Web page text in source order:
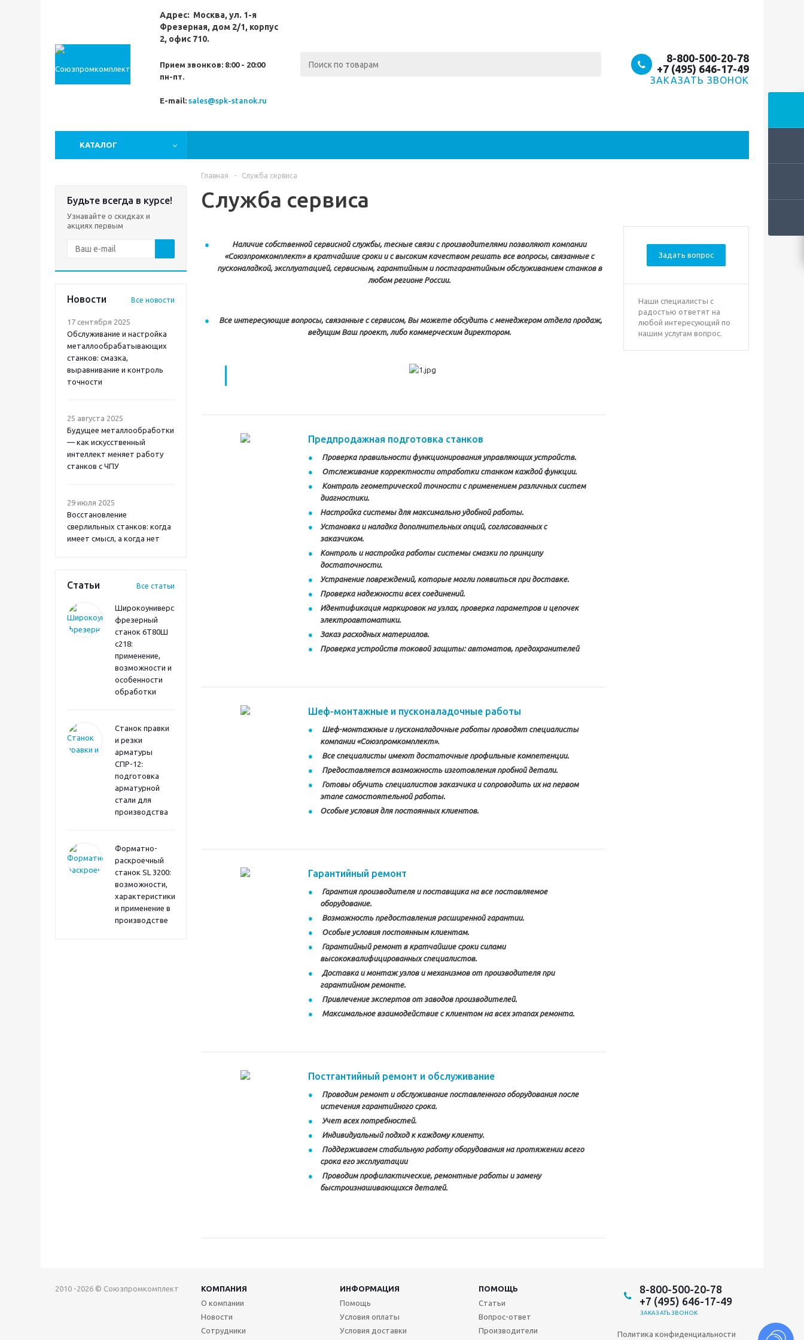
Адрес: Москва, ул. 1-я
Фрезерная, дом 2/1, корпус
2, офис 710.
Прием звонков: 8:00 - 20:00
пн-пт.
E-mail: sales@spk-stanok.ru
8-800-500-20-78
+7 (495) 646-17-49
ЗАКАЗАТЬ ЗВОНОК
КАТАЛОГ
Будьте всегда в курсе!
Узнавайте о скидках и
акциях первым
Новости Все новости
17 сентября 2025
Обслуживание и настройка
металлообрабатывающих
станков: смазка,
выравнивание и контроль
точности
25 августа 2025
Будущее металлообработки
— как искусственный
интеллект меняет работу
станков с ЧПУ
29 июля 2025
Восстановление
сверлильных станков: когда
имеет смысл, а когда нет
Статьи Все статьи
Широкоуниверсальный
фрезерный
станок 6Т80Ш
с218:
применение,
возможности и
особенности
обработки
Станок правки
и резки
арматуры
СПР-12:
подготовка
арматурной
стали для
производства
Форматно-
раскроечный
станок SL 3200:
возможности,
характеристики
и применение в
производстве
Главная - Служба сервиса
Служба сервиса
Задать вопрос
Наши специалисты с
радостью ответят на
любой интересующий по
нашим услугам вопрос.
Наличие собственной сервисной службы, тесные связи с производителями позволяют компании
«Союзпромкомплект» в кратчайшие сроки и с высоким качеством решать все вопросы, связанные с
пусконаладкой, эксплуатацией, сервисным, гарантийным и постгарантийным обслуживанием станков в
любом регионе России.
Все интересующие вопросы, связанные с сервисом, Вы можете обсудить с менеджером отдела продаж,
ведущим Ваш проект, либо коммерческим директором.
Предпродажная подготовка станков
Проверка правильности функционирования управляющих устройств.
Отслеживание корректности отработки станком каждой функции.
Контроль геометрической точности с применением различных систем
диагностики.
Настройка системы для максимально удобной работы.
Установка и наладка дополнительных опций, согласованных с
заказчиком.
Контроль и настройка работы системы смазки по принципу
достаточности.
Устранение повреждений, которые могли появиться при доставке.
Проверка надежности всех соединений.
Идентификация маркировок на узлах, проверка параметров и цепочек
электроавтоматики.
Заказ расходных материалов.
Проверка устройств токовой защиты: автоматов, предохранителей
Шеф-монтажные и пусконаладочные работы
Шеф-монтажные и пусконаладочные работы проводят специалисты
компании «Союзпромкомплект».
Все специалисты имеют достаточные профильные компетенции.
Предоставляется возможность изготовления пробной детали.
Готовы обучить специалистов заказчика и сопроводить их на первом
этапе самостоятельной работы.
Особые условия для постоянных клиентов.
Гарантийный ремонт
Гарантия производителя и поставщика на все поставляемое
оборудование.
Возможность предоставления расширенной гарантии.
Особые условия постоянным клиентам.
Гарантийный ремонт в кратчайшие сроки силами
высококвалифицированных специалистов.
Доставка и монтаж узлов и механизмов от производителя при
гарантийном ремонте.
Привлечение экспертов от заводов производителей.
Максимальное взаимодействие с клиентом на всех этапах ремонта.
Постгантийный ремонт и обслуживание
Проводим ремонт и обслуживание поставленного оборудования после
истечения гарантийного срока.
Учет всех потребностей.
Индивидуальный подход к каждому клиенту.
Поддерживаем стабильную работу оборудования на протяжении всего
срока его эксплуатации
Проводим профилактические, ремонтные работы и замену
быстроизнашивающихся деталей.
2010 -2026 © Союзпромкомплект КОМПАНИЯ ИНФОРМАЦИЯ
ПОМОЩЬ
О компании
Новости
Сотрудники
Помощь
Условия оплаты
Условия доставки
Статьи
Вопрос-ответ
Производители
8-800-500-20-78
+7 (495) 646-17-49
ЗАКАЗАТЬ ЗВОНОК
Политика конфиденциальности